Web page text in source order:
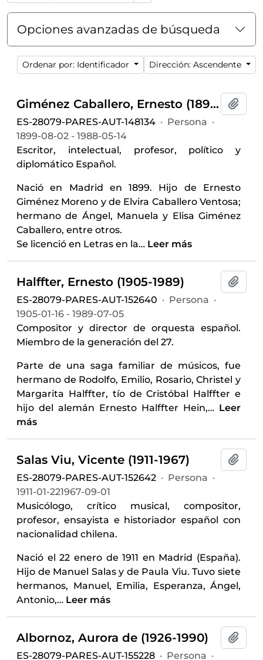
Opciones avanzadas de búsqueda
Ordenar por: Identificador Dirección: Ascendente
Giménez Caballero, Ernesto (1899-1988)
ES-28079-PARES-AUT-148134 · Persona ·
1899-08-02 - 1988-05-14
Escritor, intelectual, profesor, político y
diplomático Español.
Nació en Madrid en 1899. Hijo de Ernesto
Giménez Moreno y de Elvira Caballero Ventosa;
hermano de Ángel, Manuela y Elisa Giménez
Caballero, entre otros.
Se licenció en Letras en la… Leer más
Halffter, Ernesto (1905-1989)
ES-28079-PARES-AUT-152640 · Persona ·
1905-01-16 - 1989-07-05
Compositor y director de orquesta español.
Miembro de la generación del 27.
Parte de una saga familiar de músicos, fue
hermano de Rodolfo, Emilio, Rosario, Christel y
Margarita Halffter, tío de Cristóbal Halffter e
hijo del alemán Ernesto Halffter Hein,… Leer
más
Salas Viu, Vicente (1911-1967)
ES-28079-PARES-AUT-152642 · Persona ·
1911-01-221967-09-01
Musicólogo, crítico musical, compositor,
profesor, ensayista e historiador español con
nacionalidad chilena.
Nació el 22 enero de 1911 en Madrid (España).
Hijo de Manuel Salas y de Paula Viu. Tuvo siete
hermanos, Manuel, Emilia, Esperanza, Ángel,
Antonio,… Leer más
Albornoz, Aurora de (1926-1990)
ES-28079-PARES-AUT-155228 · Persona ·